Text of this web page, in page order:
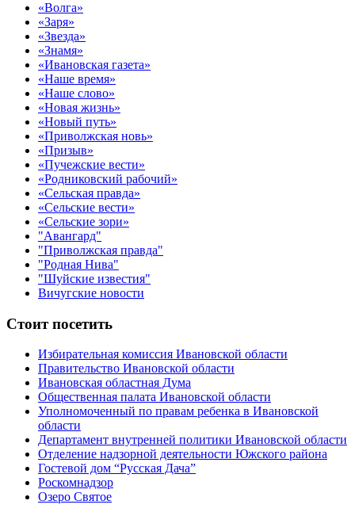
«Волга»
«Заря»
«Звезда»
«Знамя»
«Ивановская газета»
«Наше время»
«Наше слово»
«Новая жизнь»
«Новый путь»
«Приволжская новь»
«Призыв»
«Пучежские вести»
«Родниковский рабочий»
«Сельская правда»
«Сельские вести»
«Сельские зори»
"Авангард"
"Приволжская правда"
"Родная Нива"
"Шуйские известия"
Вичугские новости
Стоит посетить
Избирательная комиссия Ивановской области
Правительство Ивановской области
Ивановская областная Дума
Общественная палата Ивановской области
Уполномоченный по правам ребенка в Ивановской
области
Департамент внутренней политики Ивановской области
Отделение надзорной деятельности Южского района
Гостевой дом “Русская Дача”
Роскомнадзор
Озеро Святое